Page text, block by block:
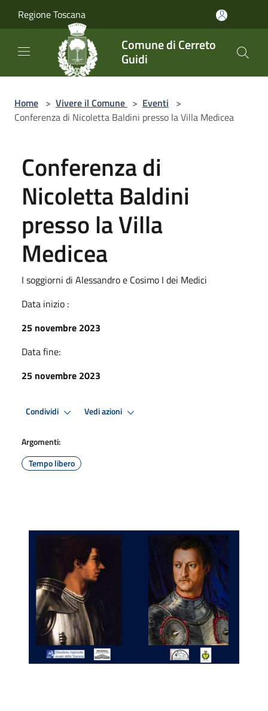
Regione Toscana
Comune di Cerreto
Guidi
Home > Vivere il Comune > Eventi >
Conferenza di Nicoletta Baldini presso la Villa Medicea
Conferenza di
Nicoletta Baldini
presso la Villa
Medicea
I soggiorni di Alessandro e Cosimo I dei Medici
Data inizio :
25 novembre 2023
Data fine:
25 novembre 2023
Condividi Vedi azioni
Argomenti:
Tempo libero